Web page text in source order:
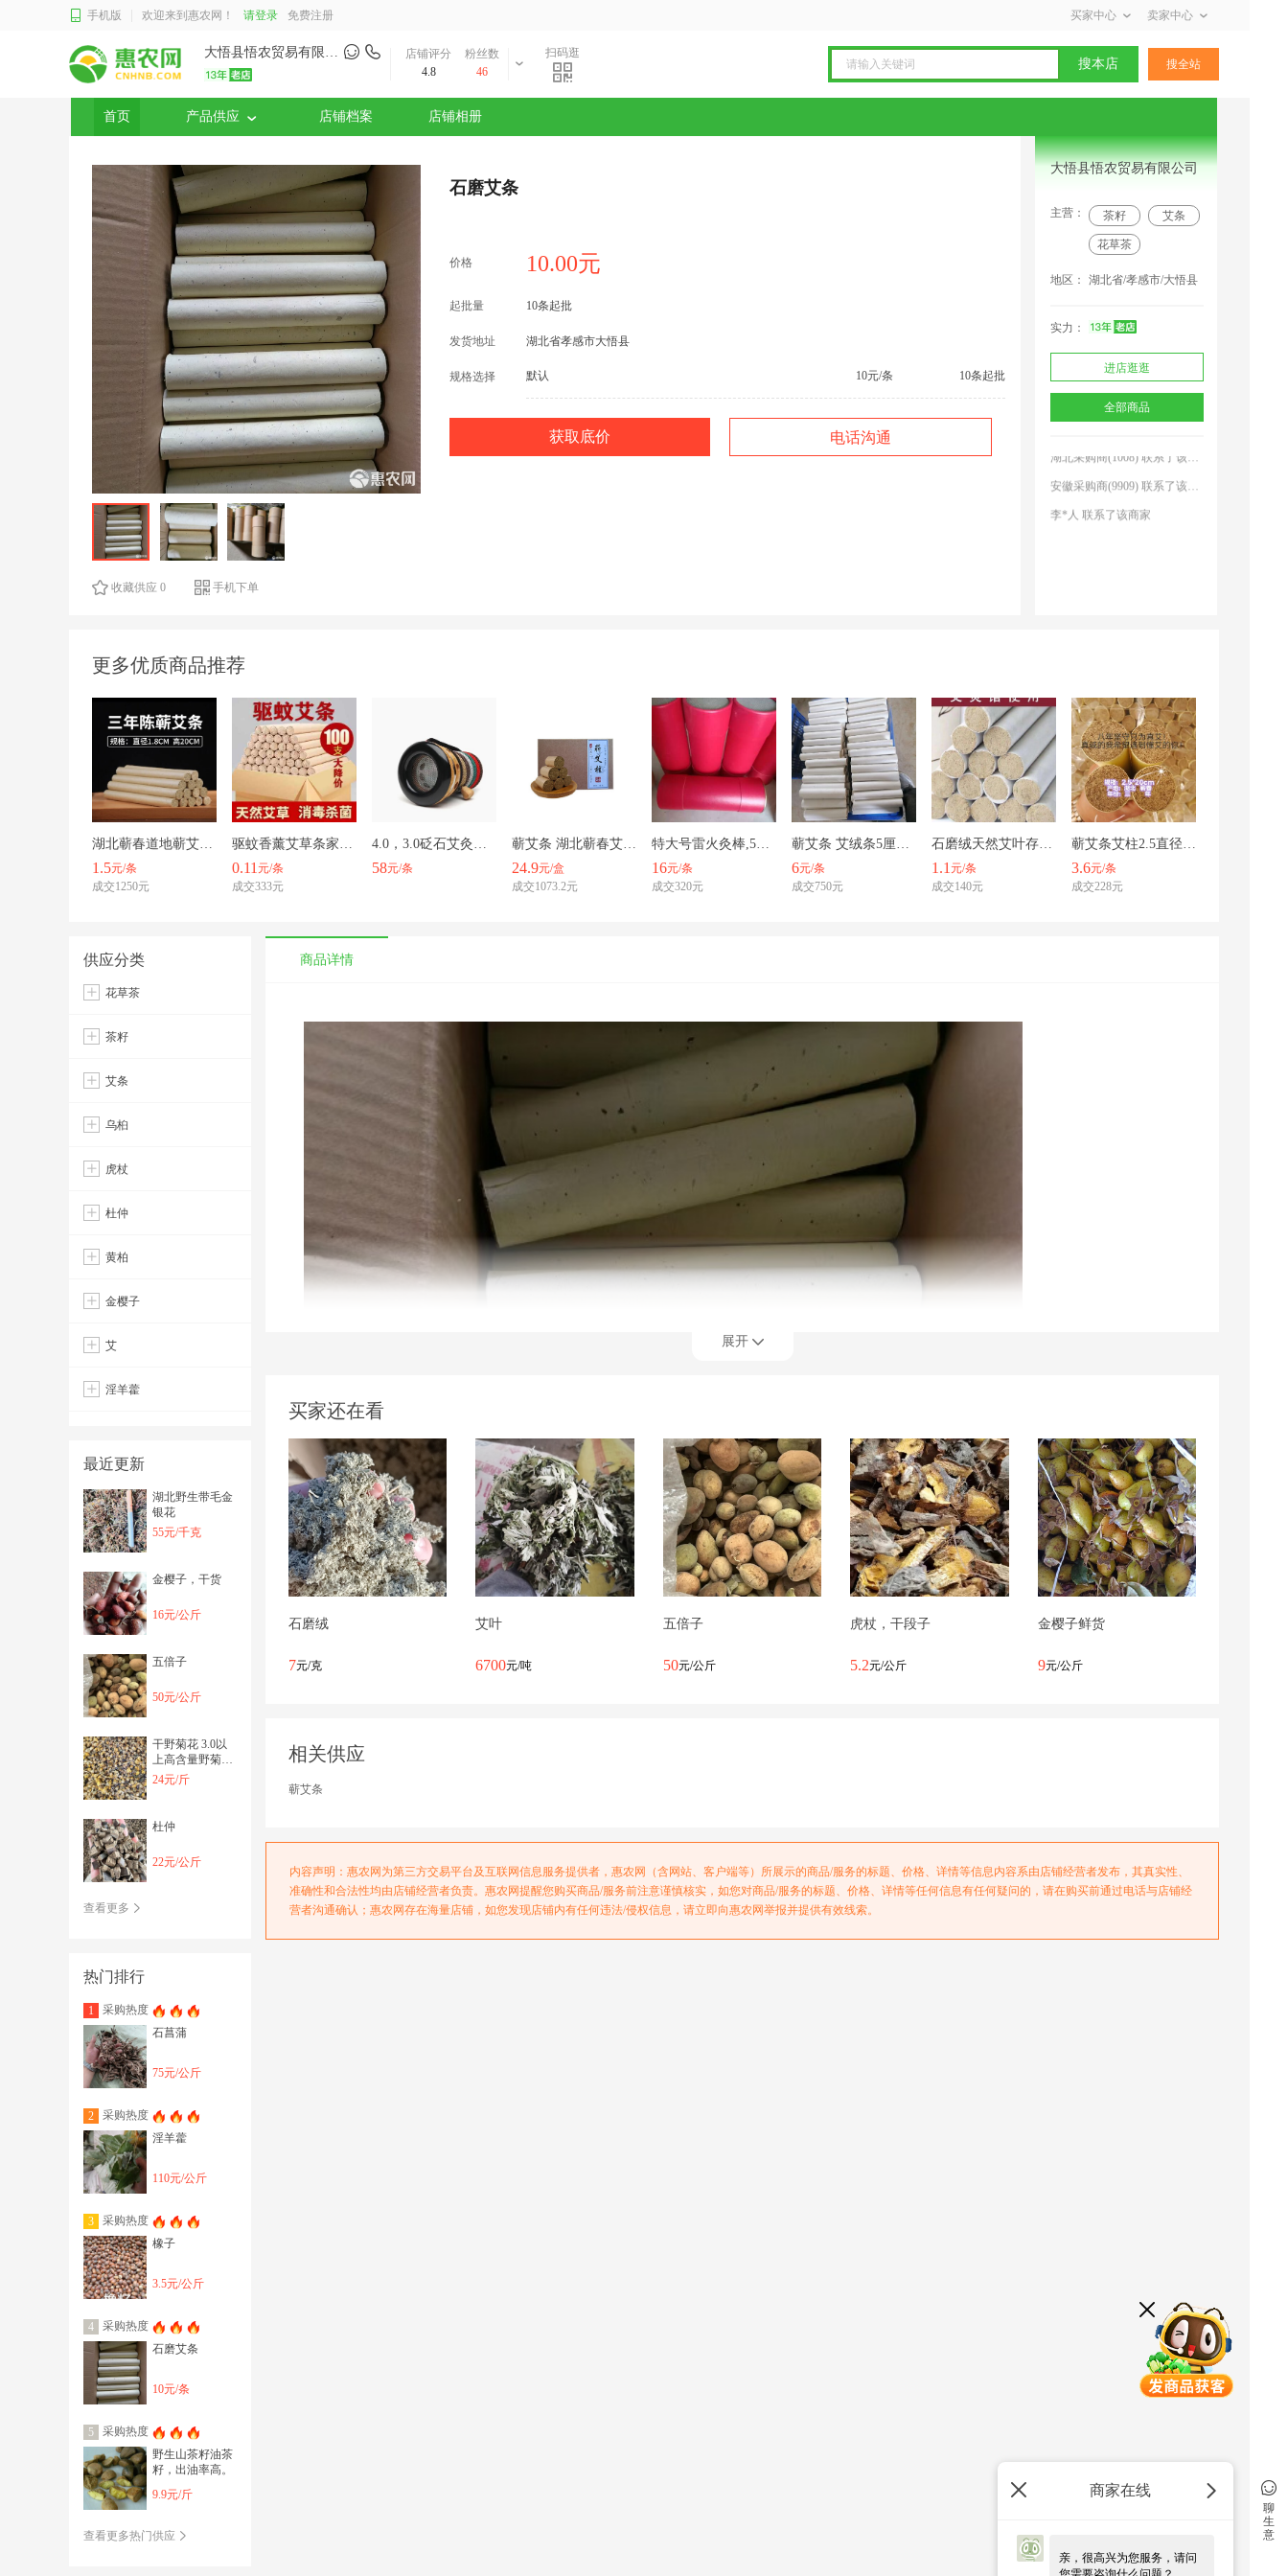
手机版 欢迎来到惠农网！ 请登录 免费注册 买家中心 卖家中心
店铺评分
4.8
粉丝数
46
扫码逛
搜本店 搜全站
首页 产品供应 店铺档案 店铺相册
收藏供应 0 手机下单
石磨艾条
价格 10.00元
起批量 10条起批
发货地址 湖北省孝感市大悟县
规格选择 默认 10元/条 10条起批
获取底价 电话沟通
商家在线
亲，很高兴为您服务，请问
大悟县悟农贸易有限公司
主营： 茶籽 艾条
花草茶
地区： 湖北省/孝感市/大悟县
实力：
进店逛逛
全部商品
四川采购商(1368) 联系了该商家
江西采购商(0004) 联系了该商家
李*人 联系了该商家
李*人 联系了该商家
湖北采购商(3754) 联系了该商家
陕西采购商(5442) 联系了该商家
更多优质商品推荐
湖北蕲春道地蕲艾条优质中药材艾草艾叶卷烟艾绒制品发货快质量好
1.5元/条
成交1250元
驱蚊香薰艾草条家用驱蚊卧室学校宿舍驱蚊子强力长效艾草蚊香
0.11 元/条
成交333元
4.0，3.0砭石艾灸筒+三年陈规格蕲艾条一支
58元/条
蕲艾条 湖北蕲春艾柱艾条艾绒工厂直销批发规格1.8*2.7
24.9元/盒
成交1073.2元
特大号雷火灸棒,5年陈手工7cm加粗艾灸非无烟设计雷火灸
16元/条
成交320元
蕲艾条 艾绒条5厘米/5年陈艾绒条 规格齐30支起包邮
6元/条
成交750元
石磨绒天然艾叶存放十年手工制作艾叶纸10比1的艾条
1.1 元/条
成交140元
蕲艾条艾柱2.5直径三年陈工厂直销品质保证
3.6元/条
成交228元
供应分类
花草茶
茶籽
艾条
乌桕
虎杖
杜仲
黄柏
金樱子
艾
淫羊藿
最近更新
湖北野生带毛金
银花
55元/千克
金樱子，干货
16元/公斤
五倍子
50元/公斤
干野菊花 3.0以
上高含量野菊
花。药厂投料。
24元/斤
杜仲
22元/公斤
查看更多
热门排行
1
采购热度
石菖蒲
75元/公斤
2
采购热度
淫羊藿
110元/公斤
3
采购热度
橡子
3.5元/公斤
4
采购热度
石磨艾条
10元/条
5
采购热度
野生山茶籽油茶
籽，出油率高。
9.9元/斤
查看更多热门供应
商品详情
展开
买家还在看
石磨绒
7元/克
艾叶
6700元/吨
五倍子
50元/公斤
虎杖，干段子
5.2元/公斤
金樱子鲜货
9元/公斤
相关供应
蕲艾条
内容声明：惠农网为第三方交易平台及互联网信息服务提供者，惠农网（含网站、客户端等）所展示的商品/服务的标题、价格、详情等信息内容系由店铺经营者发布，其真实性、
准确性和合法性均由店铺经营者负责。惠农网提醒您购买商品/服务前注意谨慎核实，如您对商品/服务的标题、价格、详情等任何信息有任何疑问的，请在购买前通过电话与店铺经
营者沟通确认；惠农网存在海量店铺，如您发现店铺内有任何违法/侵权信息，请立即向惠农网举报并提供有效线索。
聊
生
意